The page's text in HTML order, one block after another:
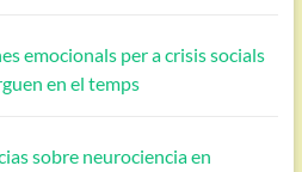
emocionals per a crisis socials
en el temps
sobre neurociencia en